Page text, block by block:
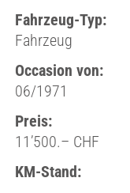
Fahrzeug-Typ:
Fahrzeug
Occasion von:
06/1971
Preis:
11’500.– CHF
KM-Stand: